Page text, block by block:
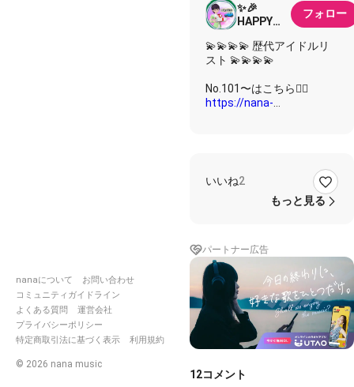
nanaについて
お問い合わせ
コミュニティガイドライン
よくある質問
運営会社
プライバシーポリシー
特定商取引法に基づく表示
利用規約
© 2026 nana music
✨🎉
HAPPY
🎊✨52歳✨
歌うおじ
miyabi74
🚙サブ垢
フォロー
💫💫💫💫 歴代アイドルリ
スト 💫💫💫💫
https://nana-
https://nana-
music.com/sounds/
56.ペッパー警部 (🌸らむち
https://nana-
music.com/sounds/
■松本伊代…
53.センチメンタル・ジャ
•*¨*•.¸¸♬︎（miyabi74 ×
いいね2
もっと見る
パートナー広告
12コメント